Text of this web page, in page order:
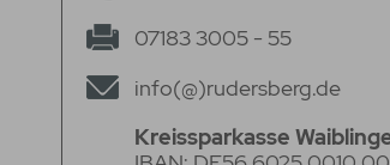
07183 3005 - 55
info(@)rudersberg.de
Kreissparkasse